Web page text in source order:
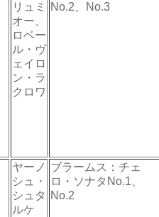
リュミ
オー、
ロベー
ル・ヴ
ェイロ
ン・ラ
クロワ
No.2、No.3
ヤーノ
シュ・
シュタ
ルケ
ブラームス：チェ
ロ・ソナタNo.1、
No.2